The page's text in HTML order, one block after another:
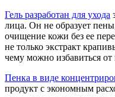
Гель разработан для ухода
лица. Он не образует
очищение кожи без ее
не только экстракт
чему можно избавиться
Пенка в виде
продукт с экономным